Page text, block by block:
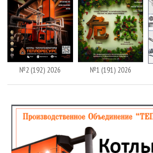
№2 (192) 2026 №1 (191) 2026